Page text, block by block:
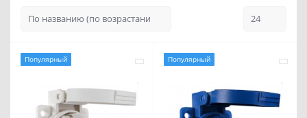
Популярный Популярный